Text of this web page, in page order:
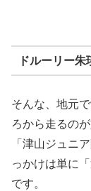
ドルーリー
そんな、地元
ろから走るの
「津山ジュニ
っかけは単に
です。